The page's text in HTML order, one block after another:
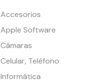
Accesorios
Apple Software
Cámaras
Celular, Teléfono
Informática